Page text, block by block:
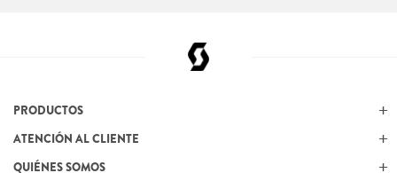
PRODUCTOS
ATENCIÓN AL CLIENTE
QUIÉNES SOMOS